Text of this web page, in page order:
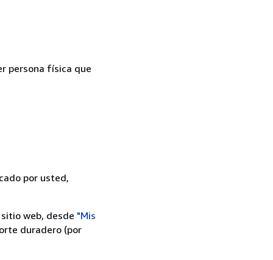
persona física que
por usted,
web, desde "Mis
duradero (por